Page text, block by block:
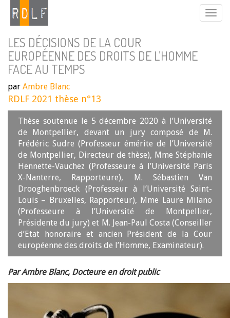
LES DÉCISIONS DE LA COUR
EUROPÉENNE DES DROITS DE L’HOMME
FACE AU TEMPS
par Ambre Blanc
RDLF 2021 thèse n°13
Thèse soutenue le 5 décembre 2020 à l’Université
de Montpellier, devant un jury composé de M.
Frédéric Sudre (Professeur émérite de l’Université
de Montpellier, Directeur de thèse), Mme Stéphanie
Hennette-Vauchez (Professeure à l’Université Paris
X-Nanterre, Rapporteure), M. Sébastien Van
Drooghenbroeck (Professeur à l’Université Saint-
Louis – Bruxelles, Rapporteur), Mme Laure Milano
(Professeure à l’Université de Montpellier,
Présidente du jury) et M. Jean-Paul Costa (Conseiller
d’Etat honoraire et ancien Président de la Cour
européenne des droits de l’Homme, Examinateur).
Par Ambre Blanc, Docteure en droit public